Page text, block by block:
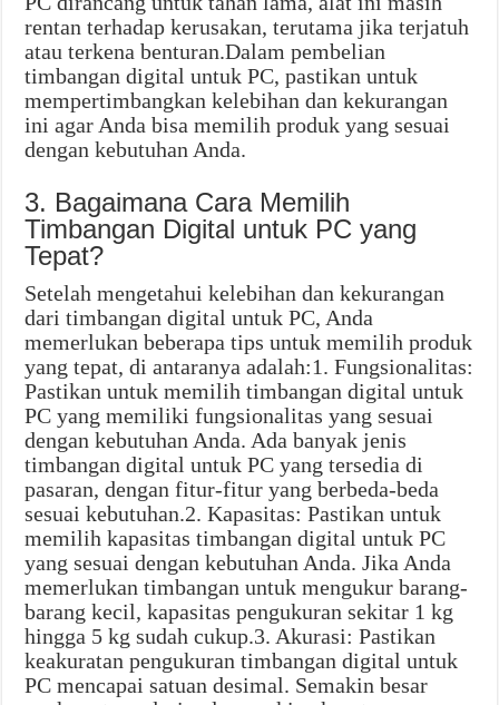
rentan terhadap kerusakan, terutama jika terjatuh
atau terkena benturan.Dalam pembelian
timbangan digital untuk PC, pastikan untuk
mempertimbangkan kelebihan dan kekurangan
ini agar Anda bisa memilih produk yang sesuai
dengan kebutuhan Anda.
3. Bagaimana Cara Memilih
Timbangan Digital untuk PC yang
Tepat?
Setelah mengetahui kelebihan dan kekurangan
dari timbangan digital untuk PC, Anda
memerlukan beberapa tips untuk memilih produk
yang tepat, di antaranya adalah:1. Fungsionalitas:
Pastikan untuk memilih timbangan digital untuk
PC yang memiliki fungsionalitas yang sesuai
dengan kebutuhan Anda. Ada banyak jenis
timbangan digital untuk PC yang tersedia di
pasaran, dengan fitur-fitur yang berbeda-beda
sesuai kebutuhan.2. Kapasitas: Pastikan untuk
memilih kapasitas timbangan digital untuk PC
yang sesuai dengan kebutuhan Anda. Jika Anda
memerlukan timbangan untuk mengukur barang-
barang kecil, kapasitas pengukuran sekitar 1 kg
hingga 5 kg sudah cukup.3. Akurasi: Pastikan
keakuratan pengukuran timbangan digital untuk
PC mencapai satuan desimal. Semakin besar